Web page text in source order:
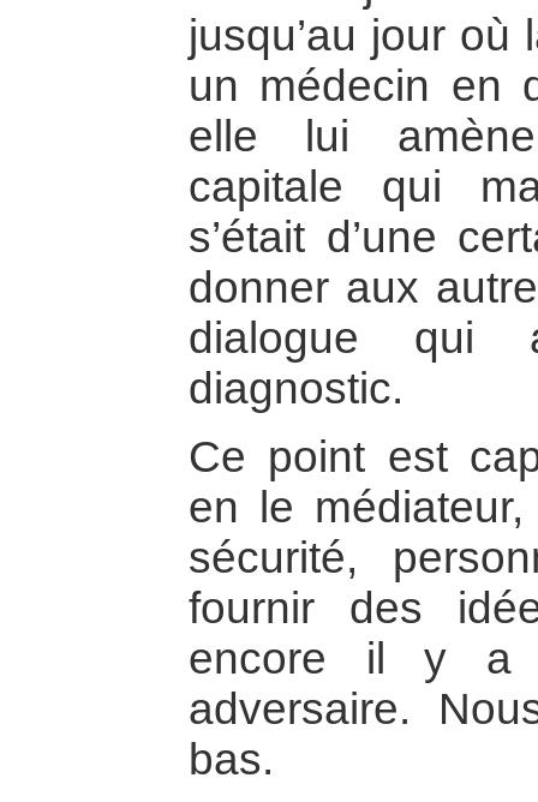
jusqu’au jour où
un médecin en
elle lui amène
capitale qui
s’était d’une
donner aux
dialogue
diagnostic.
Ce point est
en le
sécurité,
fournir des
encore il y a
adversaire.
bas.